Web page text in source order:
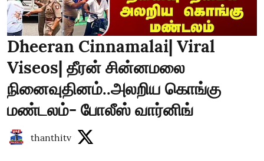
Dheeran Cinnamalai| Viral
Viseos| தீரன் சின்னமலை
நினைவுதினம்..அலறிய கொங்கு
மண்டலம்- போலீஸ் வார்னிங்
thanthitv